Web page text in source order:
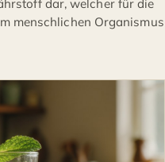
dar, welcher für die
menschlichen Organismus